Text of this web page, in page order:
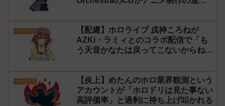
ホロライブ
【配慮】ホロライブ 戌神ころねが
AZKi・ラミィとのコラボ配信で「も
う天音かなたは戻ってこないからね」
ホロライブ
【炎上】めたんのホロ業界観測という
アカウントが「ホロドリは見た事ない
高評価率」と過剰に持ち上げ叩かれる